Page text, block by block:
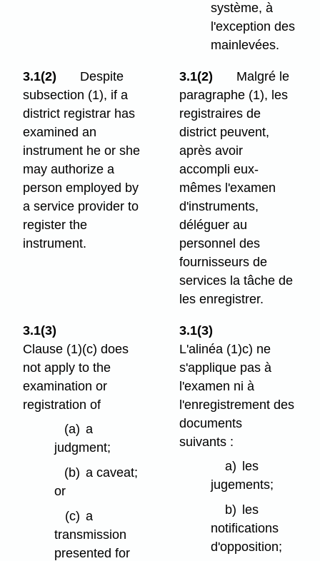
système, à
l'exception des
mainlevées.
3.1(2)
Despite
subsection (1), if a
district registrar has
examined an
instrument he or she
may authorize a
person employed by
a service provider to
register the
instrument.
3.1(2)
Malgré le
paragraphe (1), les
registraires de
district peuvent,
après avoir
accompli eux-
mêmes l'examen
d'instruments,
déléguer au
personnel des
fournisseurs de
services la tâche de
les enregistrer.
3.1(3)
Clause (1)⁠(c) does
not apply to the
examination or
registration of
(a) a
judgment;
(b) a caveat;
or
(c) a
transmission
presented for
3.1(3)
L'alinéa (1)c) ne
s'applique pas à
l'examen ni à
l'enregistrement des
documents
suivants :
a)
les
jugements;
b)
les
notifications
d'opposition;